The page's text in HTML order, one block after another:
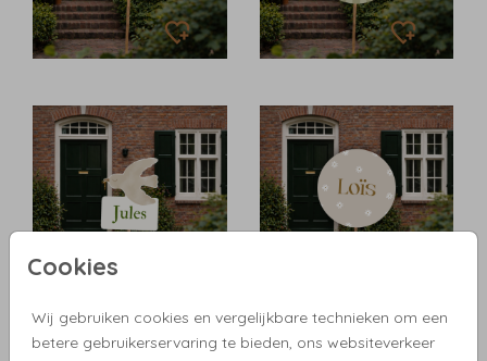
Cookies
Wij gebruiken cookies en vergelijkbare technieken om een
betere gebruikerservaring te bieden, ons websiteverkeer